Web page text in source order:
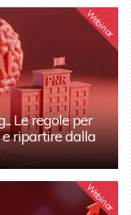
Webinar
Le regole per
ripartire dalla
Webinar